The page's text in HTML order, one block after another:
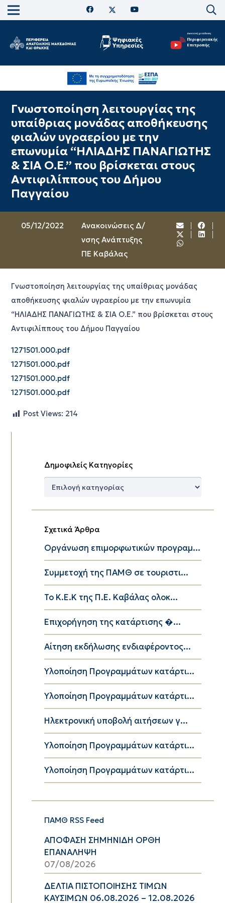
Γνωστοποίηση λειτουργίας της
υπαίθριας μονάδας αποθήκευσης
φιαλών υγραερίου με την
επωνυμία “ΗΛΙΑΔΗΣ ΠΑΝΑΓΙΩΤΗΣ
& ΣΙΑ Ο.Ε.” που βρίσκεται στους
Αντιφιλίππους του Δήμου
Παγγαίου
05/12/2022
Ανακοινώσεις Δ/
νσης Ανάπτυξης
ΠΕ Καβάλας
Γνωστοποίηση λειτουργίας της υπαίθριας μονάδας
αποθήκευσης φιαλών υγραερίου με την επωνυμία
“ΗΛΙΑΔΗΣ ΠΑΝΑΓΙΩΤΗΣ & ΣΙΑ Ο.Ε.” που βρίσκεται στους
Αντιφιλίππους του Δήμου Παγγαίου
1271501.000.pdf
1271501.000.pdf
1271501.000.pdf
1271501.000.pdf
Post Views: 214
Δημοφιλείς Κατηγορίες
Δημοφιλείς
Σχετικά Άρθρα
Οργάνωση επιμορφωτικών προγραμ...
Συμμετοχή της ΠΑΜΘ σε τουριστι...
Το K.E.K της Π.Ε. Καβάλας ολοκ...
Επιχορήγηση της κατάρτισης �...
Αίτηση εκδήλωσης ενδιαφέροντος...
Υλοποίηση Προγραμμάτων κατάρτι...
Υλοποίηση Προγραμμάτων κατάρτι...
Ηλεκτρονική υποβολή αιτήσεων γ...
Υλοποίηση Προγραμμάτων κατάρτι...
Υλοποίηση Προγραμμάτων κατάρτι...
ΠΑΜΘ RSS Feed
ΑΠΟΦΑΣΗ ΣΗΜΗΝΙΔΗ ΟΡΘΗ
ΕΠΑΝΑΛΗΨΗ
07/08/2026
ΔΕΛΤΙΑ ΠΙΣΤΟΠΟΙΗΣΗΣ ΤΙΜΩΝ
ΚΑΥΣΙΜΩΝ 06.08.2026 – 12.08.2026